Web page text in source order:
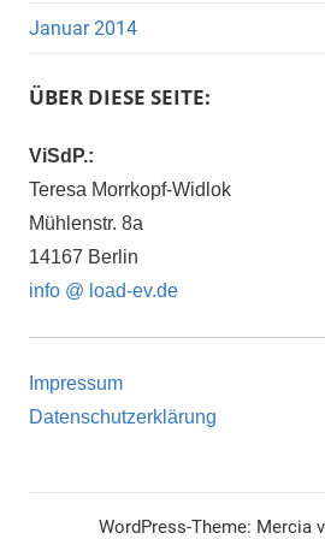
Januar 2014
ÜBER DIESE SEITE:
ViSdP.:
Teresa Morrkopf-Widlok
Mühlenstr. 8a
14167 Berlin
info @ load-ev.de
Impressum
Datenschutzerklärung
WordPress-Theme: Mercia